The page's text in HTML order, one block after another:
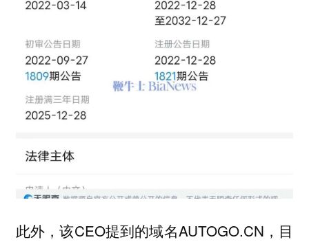
此外，该CEO提到的域名AUTOGO.CN，目